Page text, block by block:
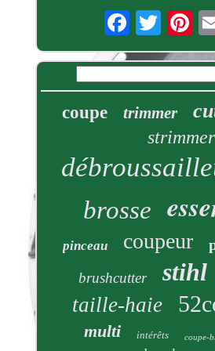
coupe trimmer
strimmer
brosse
pinceau coupeur
brushcutter stihl
taille-haie
multi intérêts coupe-